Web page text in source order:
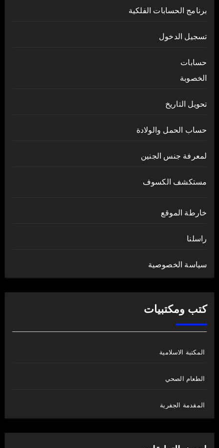
برنامج الحسابات الفلكية
تسجيل الدخول
حسابات
الخصوبة
تحويل التاريخ
حساب الحمل والولادة
لمعرفة جنس الجنين
مستكشف الكسوف
خارطة الموقع
راسلنا
سياسة الخصوصية
كتب ومكتبيات
المكتبة الاسلامية
الطعام الصحي
المقدمة الجفرية